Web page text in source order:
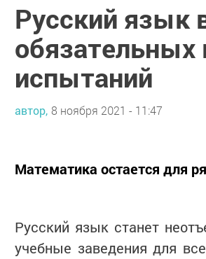
Русский язык
обязательных
испытаний
автор, 8 ноября 2021 - 11:47
Математика остается для
Русский язык станет
учебные заведения для